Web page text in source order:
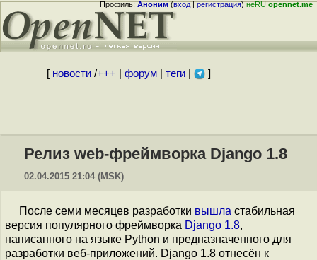
Профиль:Аноним(вход|регистрация)неRUopennet.me
[ новости/+++ форум| теги| ]
Релиз web-фреймворка Django 1.8
02.04.2015 21:04 (MSK)
После семи месяцев разработки вышла стабильная
версия популярного фреймворка Django 1.8,
написанного на языке Python и предназначенного для
разработки веб-приложений. Django 1.8 отнесён к